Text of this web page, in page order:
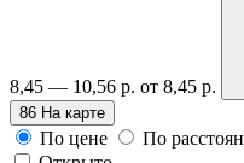
8,45 — 10,56 р. от 8,45 р.
86 На карте
По цене
По